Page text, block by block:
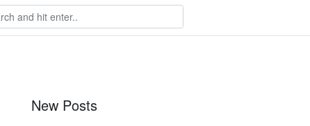
New Posts